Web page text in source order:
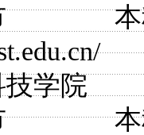
阳
学院
阳